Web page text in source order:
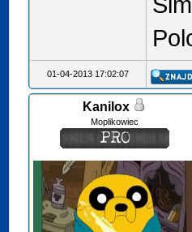
01-04-2013 17:02:07
Kanilox
Moplikowiec